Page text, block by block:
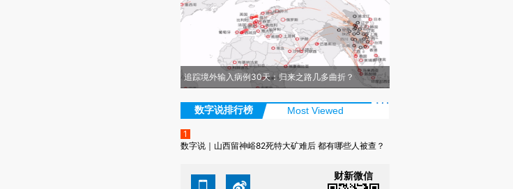
追踪境外输入病例30天：归来之路几多曲折？
数字说排行榜 Most Viewed
1
数字说｜山西留神峪82死特大矿难后 都有哪些人被查？
财新微信